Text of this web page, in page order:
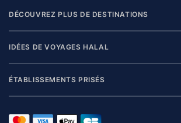
DÉCOUVREZ PLUS DE DESTINATIONS
IDÉES DE VOYAGES HALAL
ÉTABLISSEMENTS PRISÉS